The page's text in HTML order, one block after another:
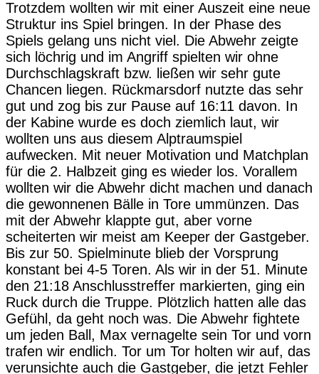
Trotzdem wollten wir mit einer Auszeit eine neue
Struktur ins Spiel bringen. In der Phase des
Spiels gelang uns nicht viel. Die Abwehr zeigte
sich löchrig und im Angriff spielten wir ohne
Durchschlagskraft bzw. ließen wir sehr gute
Chancen liegen. Rückmarsdorf nutzte das sehr
gut und zog bis zur Pause auf 16:11 davon. In
der Kabine wurde es doch ziemlich laut, wir
wollten uns aus diesem Alptraumspiel
aufwecken. Mit neuer Motivation und Matchplan
für die 2. Halbzeit ging es wieder los. Vorallem
wollten wir die Abwehr dicht machen und danach
die gewonnenen Bälle in Tore ummünzen. Das
mit der Abwehr klappte gut, aber vorne
scheiterten wir meist am Keeper der Gastgeber.
Bis zur 50. Spielminute blieb der Vorsprung
konstant bei 4-5 Toren. Als wir in der 51. Minute
den 21:18 Anschlusstreffer markierten, ging ein
Ruck durch die Truppe. Plötzlich hatten alle das
Gefühl, da geht noch was. Die Abwehr fightete
um jeden Ball, Max vernagelte sein Tor und vorn
trafen wir endlich. Tor um Tor holten wir auf, das
verunsichte auch die Gastgeber, die jetzt Fehler